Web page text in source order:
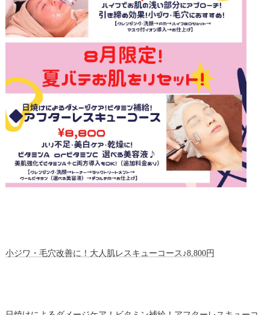
小ジワ・毛穴改善に！大人肌レスキューコース♪8,800円